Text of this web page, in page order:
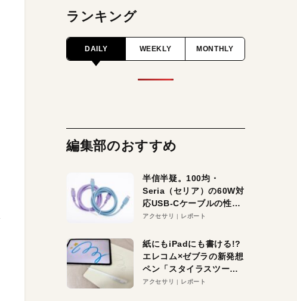
ランキング
DAILY WEEKLY MONTHLY
編集部のおすすめ
半信半疑。100均・
Seria（セリア）の60W対
応USB-Cケーブルの性能
を検証。超コスパの1本を
アクセサリ レポート
紙にもiPadにも書ける!?
エレコム×ゼブラの新発想
ペン「スタイラスツーウ
ェイ」レビュー。持ち替
アクセサリ レポート